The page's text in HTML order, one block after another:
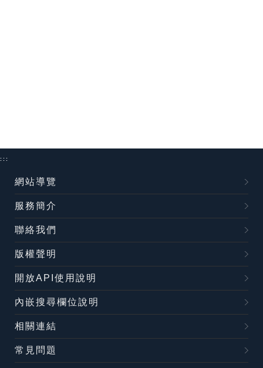
:::
網站導覽
服務簡介
聯絡我們
版權聲明
開放API使用說明
內嵌搜尋欄位說明
相關連結
常見問題